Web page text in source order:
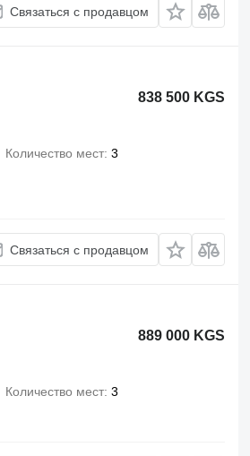
Связаться с продавцом
838 500 KGS
Количество мест 3
Связаться с продавцом
889 000 KGS
Количество мест 3